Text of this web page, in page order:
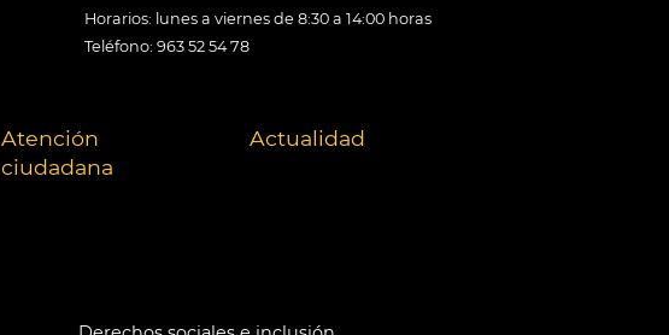
Horarios: lunes a viernes de 8:30 a 14:00 horas
Teléfono: 963 52 54 78
Atención
ciudadana
Actualidad